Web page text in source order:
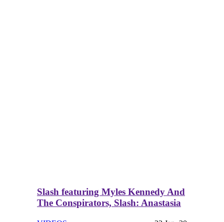
Slash featuring Myles Kennedy And
The Conspirators, Slash: Anastasia